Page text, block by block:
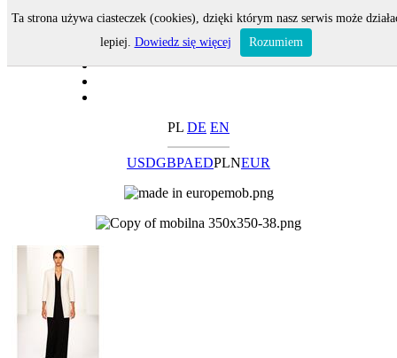
PL DE EN
USDGBPAEDPLNEUR
Ta strona używa ciasteczek (cookies), dzięki którym nasz serwis może
lepiej. Dowiedz się więcej Rozumiem